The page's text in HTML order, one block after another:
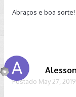
Abraços e boa sorte!
Postado May 27, 2019